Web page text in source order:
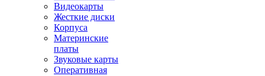
Видеокарты
Жесткие диски
Корпуса
Материнские
платы
Звуковые карты
Оперативная